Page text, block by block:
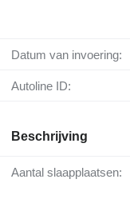
Datum van invoering:
Autoline ID:
Beschrijving
Aantal slaapplaatsen: